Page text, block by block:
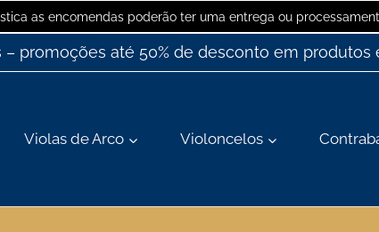
as encomendas poderão ter uma entrega ou
– promoções até 50% de desconto em
Violas de Arco Violoncelos